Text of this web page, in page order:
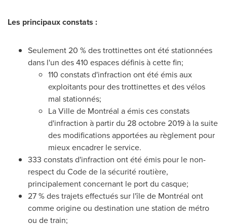
Les principaux constats :
Seulement 20 % des trottinettes ont été stationnées
dans l'un des 410 espaces définis à cette fin;
110 constats d'infraction ont été émis aux
exploitants pour des trottinettes et des vélos
mal stationnés;
La Ville de Montréal a émis ces constats
d'infraction à partir du 28 octobre 2019 à la suite
des modifications apportées au règlement pour
mieux encadrer le service.
333 constats d'infraction ont été émis pour le non-
respect du Code de la sécurité routière,
principalement concernant le port du casque;
27 % des trajets effectués sur l'île de Montréal ont
comme origine ou destination une station de métro
ou de train;